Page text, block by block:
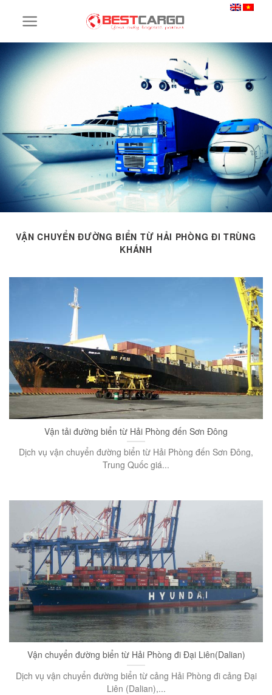
VẬN CHUYỂN ĐƯỜNG BIỂN TỪ HẢI PHÒNG ĐI TRÙNG
KHÁNH
Vận tải đường biển từ Hải Phòng đến Sơn Đông
Dịch vụ vận chuyển đường biển từ Hải Phòng đến Sơn Đông,
Trung Quốc giá...
Vận chuyển đường biển từ Hải Phòng đi Đại Liên(Dalian)
Dịch vụ vận chuyển đường biển từ cảng Hải Phòng đi cảng Đại
Liên (Dalian),...